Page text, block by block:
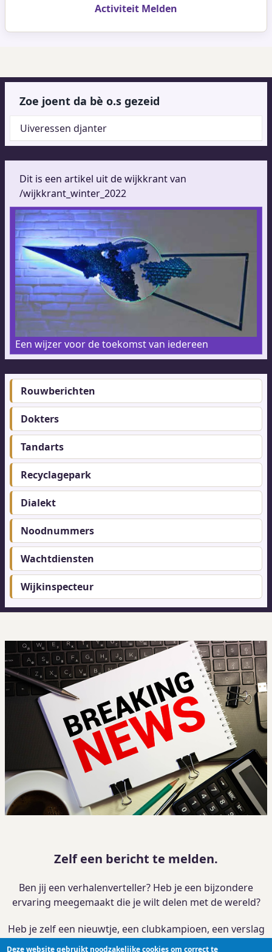
Activiteit Melden
Zoe joent da bè o.s gezeid
Uiveressen djanter
Dit is een artikel uit de wijkkrant van
/wijkkrant_winter_2022
Een wijzer voor de toekomst van iedereen
Footer-
menu
Rouwberichten
Dokters
Tandarts
Recyclagepark
Dialekt
Noodnummers
Wachtdiensten
Wijkinspecteur
Zelf een bericht te melden.
Ben jij een verhalenverteller? Heb je een bijzondere
ervaring meegemaakt die je wilt delen met de wereld?
Heb je zelf een nieuwtje, een clubkampioen, een verslag
van je activiteit?
Deze website gebruikt noodzakelijke cookies om correct te